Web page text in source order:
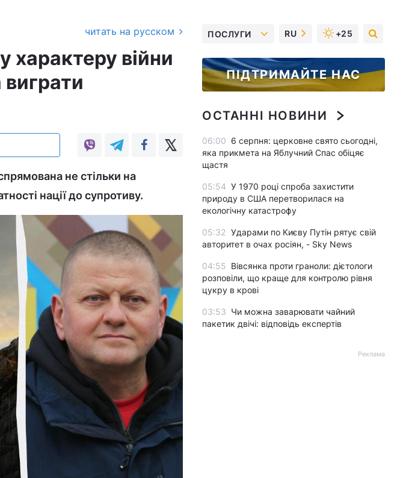
читать на русском
характеру війни
виграти
не стільки на
нації до супротиву.
ПОСЛУГИ RU +25
ПІДТРИМАЙТЕ НАС
ОСТАННІ НОВИНИ
06:00 6 серпня: церковне свято сьогодні,
яка прикмета на Яблучний Спас обіцяє
щастя
05:54 У 1970 році спроба захистити
природу в США перетворилася на
екологічну катастрофу
05:32 Ударами по Києву Путін рятує свій
авторитет в очах росіян, - Sky News
04:55 Вівсянка проти граноли: дієтологи
розповіли, що краще для контролю рівня
цукру в крові
03:53 Чи можна заварювати чайний
пакетик двічі: відповідь експертів
Реклама